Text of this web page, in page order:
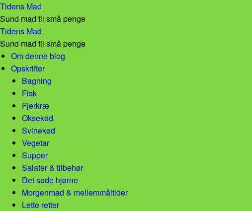
Tidens Mad
Sund mad til små penge
Stenalderbrød! – Tidens Mad
Tidens Mad
Sund mad til små penge
Skip to content
Om denne blog
Opskrifter
Bagning
Fisk
Fjerkræ
Oksekød
Svinekød
Vegetar
Supper
Salater & tilbehør
Det søde hjørne
Morgenmad & mellemmåltider
Lette retter